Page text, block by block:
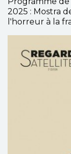
2025 : Mostra
l'horreur à la